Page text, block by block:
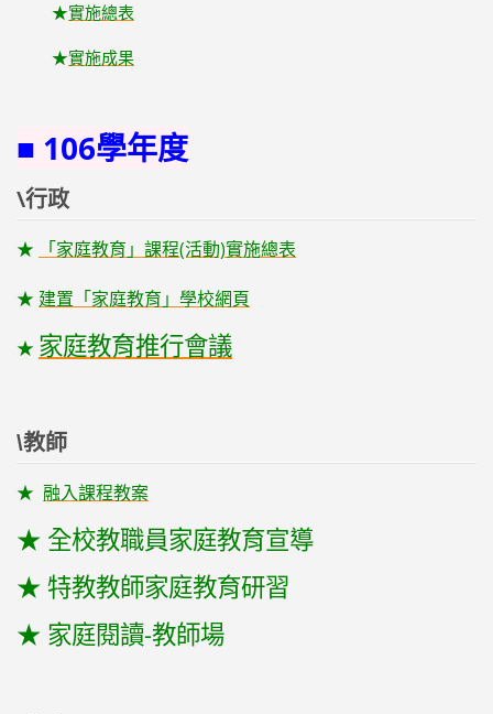
★實施總表
★實施成果
■ 106學年度
\行政
★ 「家庭教育」課程(活動)實施總表
★ 建置「家庭教育」學校網頁
★ 家庭教育推行會議
\教師
★ 融入課程教案
★ 全校教職員家庭教育宣導
★ 特教教師家庭教育研習
★ 家庭閱讀-教師場